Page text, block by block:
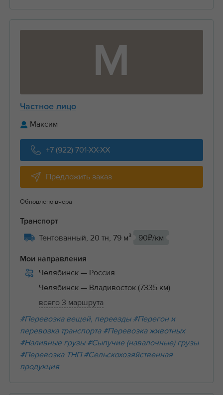
М
Частное лицо
Максим
+7 (922) 701-XX-XX
Предложить заказ
Обновлено вчера
Транспорт
Тентованный, 20 тн, 79 м³ 90₽/км
Мои направления
Челябинск — Россия
Челябинск — Владивосток (7335 км)
всего 3 маршрута
#Перевозка вещей, переезды #Перегон и
перевозка транспорта #Перевозка животных
#Наливные грузы #Сыпучие (навалочные) грузы
#Перевозка ТНП #Сельскохозяйственная
продукция